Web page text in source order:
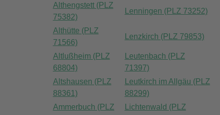
Althengstett (PLZ
75382)
Lenningen (PLZ 73252)
Althütte (PLZ
71566)
Lenzkirch (PLZ 79853)
Altlußheim (PLZ
68804)
Leutenbach (PLZ
71397)
Altshausen (PLZ
88361)
Leutkirch im Allgäu (PLZ
88299)
Ammerbuch (PLZ
Lichtenwald (PLZ